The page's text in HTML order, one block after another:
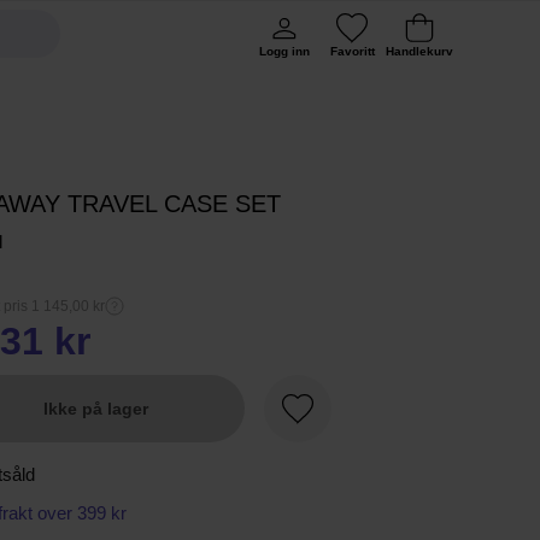
Logg inn Favoritt Handlekurv
TRAVEL CASE SET
pris 1 145,00 kr
kr
Ikke på lager
Favoritt
over 399 kr